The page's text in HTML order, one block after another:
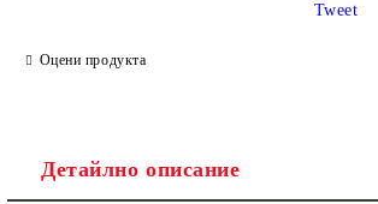
Ние ще се свържем с вас в рамките на работния
Оцени продукта
Tweet
Детайлно описание